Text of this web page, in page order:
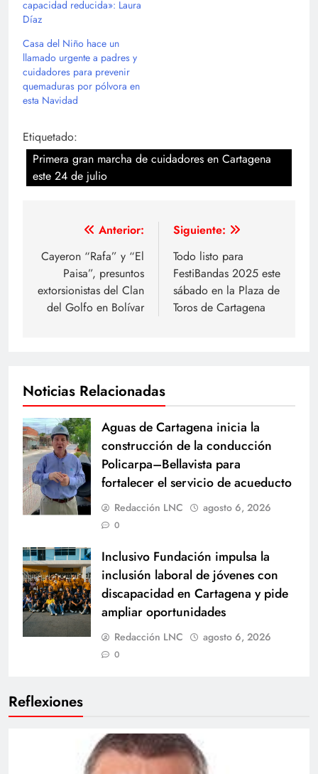
Reflexiones
capacidad reducida»: Laura
Díaz
Casa del Niño hace un
llamado urgente a padres y
cuidadores para prevenir
quemaduras por pólvora en
esta Navidad
Etiquetado:
Primera gran marcha de cuidadores en Cartagena
este 24 de julio
Navegación
de
entradas
Anterior:
Cayeron “Rafa” y “El
Paisa”, presuntos
extorsionistas del Clan
del Golfo en Bolívar
Siguiente:
Todo listo para
FestiBandas 2025 este
sábado en la Plaza de
Toros de Cartagena
Noticias Relacionadas
Aguas de Cartagena inicia la
construcción de la conducción
Policarpa–Bellavista para
fortalecer el servicio de acueducto
Redacción LNC agosto 6, 2026
0
Inclusivo Fundación impulsa la
inclusión laboral de jóvenes con
discapacidad en Cartagena y pide
ampliar oportunidades
Redacción LNC agosto 6, 2026
0